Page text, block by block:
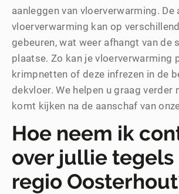
aanleggen van vloerverwarming. De
vloerverwarming kan op
gebeuren, wat weer afhangt van de
plaatse. Zo kan je vloerverwarming
krimpnetten of deze infrezen in de
dekvloer. We helpen u graag verder
komt kijken na de aanschaf van
Hoe neem ik
over jullie tegels
regio